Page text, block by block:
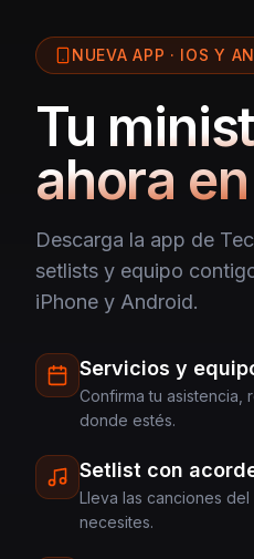
NUEVA APP · IOS Y
Tu
ahora
Descarga la app de
setlists y equipo
iPhone y Android.
Servicios y
Confirma tu asistencia,
donde estés.
Setlist con
Lleva las canciones
necesites.